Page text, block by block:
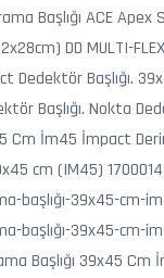
Başlığı ACE Apex
DD MULTI-
Dedektör Başlığı.
Başlığı. Nokta
Cm İm45 İmpact
cm (IM45)
başlığı-39x45-cm-
39x45-cm-
Başlığı 39x45 Cm